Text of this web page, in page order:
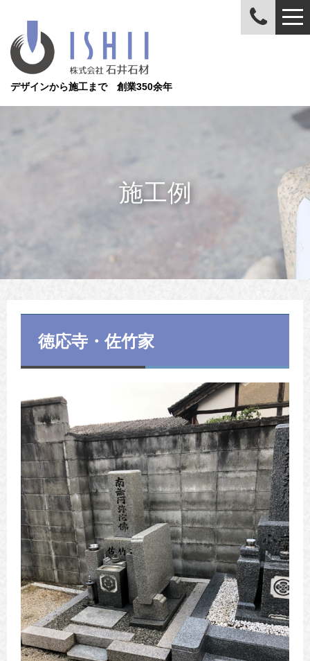
デザインから施工まで 創業350余年
施工例
徳応寺・佐竹家